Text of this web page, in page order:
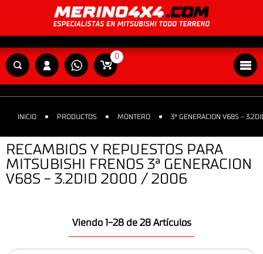
0
INICIO PRODUCTOS MONTERO 3ª GENERACION V68S -
RECAMBIOS Y REPUESTOS PARA
MITSUBISHI FRENOS 3ª GENERACION
V68S - 3.2DID 2000 / 2006
Viendo 1-28 de 28 Artículos